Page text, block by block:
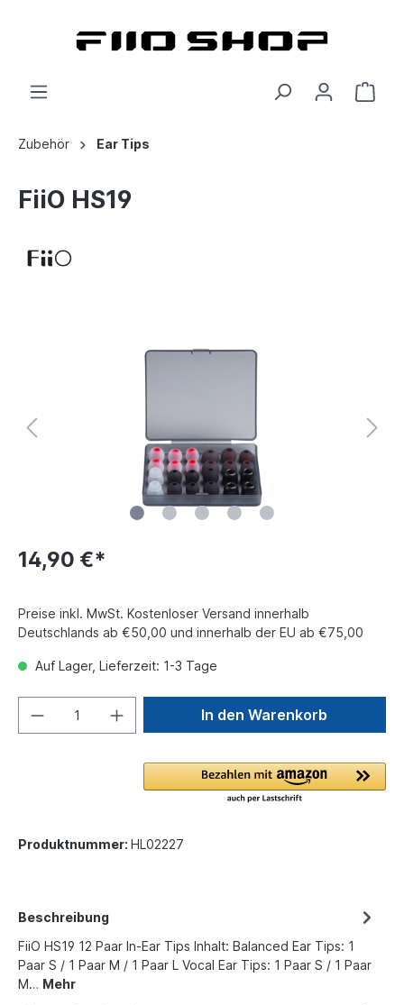
Zubehör Ear Tips
FiiO HS19
14,90 €*
Preise inkl. MwSt. Kostenloser Versand innerhalb
Deutschlands ab €50,00 und innerhalb der EU ab €75,00
Auf Lager, Lieferzeit: 1-3 Tage
In den Warenkorb
Produktnummer: HL02227
Beschreibung
FiiO HS19 12 Paar In-Ear Tips Inhalt: Balanced Ear Tips: 1
Paar S / 1 Paar M / 1 Paar L Vocal Ear Tips: 1 Paar S / 1 Paar
M… Mehr